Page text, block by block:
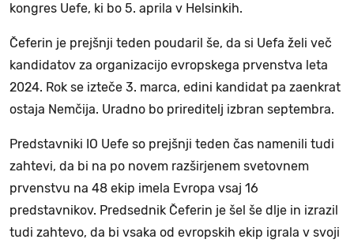
kongres Uefe, ki bo 5. aprila v Helsinkih.
Čeferin je prejšnji teden poudaril še, da si Uefa želi več
kandidatov za organizacijo evropskega prvenstva leta
2024. Rok se izteče 3. marca, edini kandidat pa zaenkrat
ostaja Nemčija. Uradno bo prireditelj izbran septembra.
Predstavniki IO Uefe so prejšnji teden čas namenili tudi
zahtevi, da bi na po novem razširjenem svetovnem
prvenstvu na 48 ekip imela Evropa vsaj 16
predstavnikov. Predsednik Čeferin je šel še dlje in izrazil
tudi zahtevo, da bi vsaka od evropskih ekip igrala v svoji